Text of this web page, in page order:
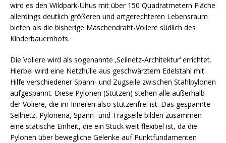
wird es den Wildpark-Uhus mit über 150 Quadratmetern Fläche
allerdings deutlich größeren und artgerechteren Lebensraum
bieten als die bisherige Maschendraht-Voliere südlich des
Kinderbauernhofs.
Die Voliere wird als sogenannte ‚Seilnetz-Architektur‘ errichtet.
Hierbei wird eine Netzhülle aus geschwärztem Edelstahl mit
Hilfe verschiedener Spann- und Zugseile zwischen Stahlpylonen
aufgespannt. Diese Pylonen (Stützen) stehen alle außerhalb
der Voliere, die im Inneren also stützenfrei ist. Das gespannte
Seilnetz, Pylonena, Spann- und Tragseile bilden zusammen
eine statische Einheit, die ein Stück weit flexibel ist, da die
Pylonen über bewegliche Gelenke auf Punktfundamenten